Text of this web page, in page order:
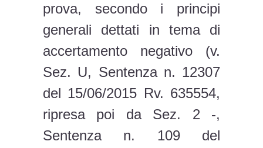
prova, secondo i principi
generali dettati in tema di
accertamento negativo (v.
Sez. U, Sentenza n. 12307
del 15/06/2015 Rv. 635554,
ripresa poi da Sez. 2 -,
Sentenza n. 109 del